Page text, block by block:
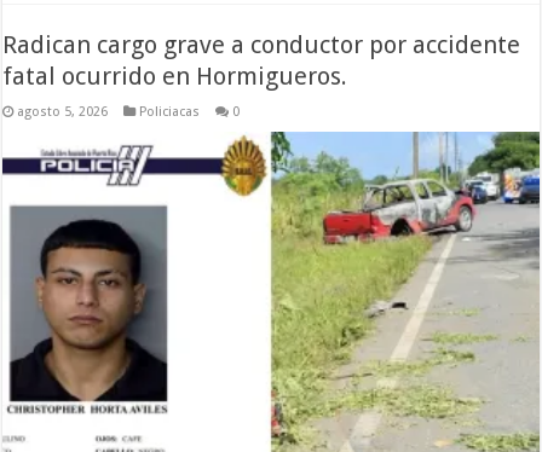
Radican cargo grave a conductor por accidente
fatal ocurrido en Hormigueros.
agosto 5, 2026 Policiacas 0